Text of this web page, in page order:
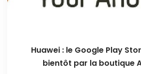
Huawei : le Google Play
bientôt par la boutique